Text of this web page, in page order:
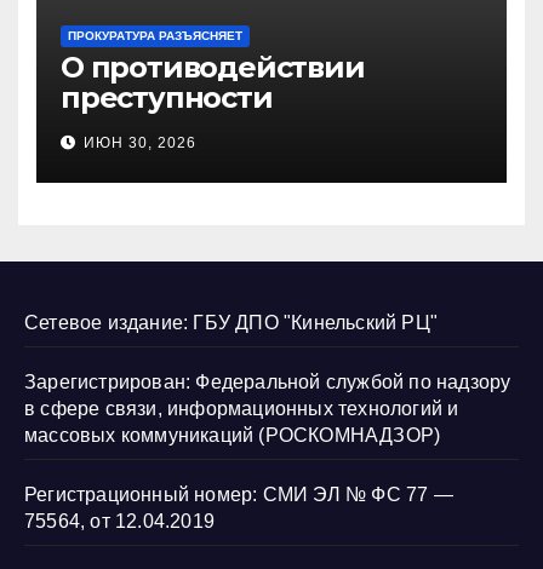
ПРОКУРАТУРА РАЗЪЯСНЯЕТ
О противодействии
преступности
несовершеннолетних и
нарушению их прав
ИЮН 30, 2026
Сетевое издание: ГБУ ДПО "Кинельский РЦ"
Зарегистрирован: Федеральной службой по надзору
в сфере связи, информационных технологий и
массовых коммуникаций (РОСКОМНАДЗОР)
Регистрационный номер: СМИ ЭЛ № ФС 77 —
75564, от 12.04.2019